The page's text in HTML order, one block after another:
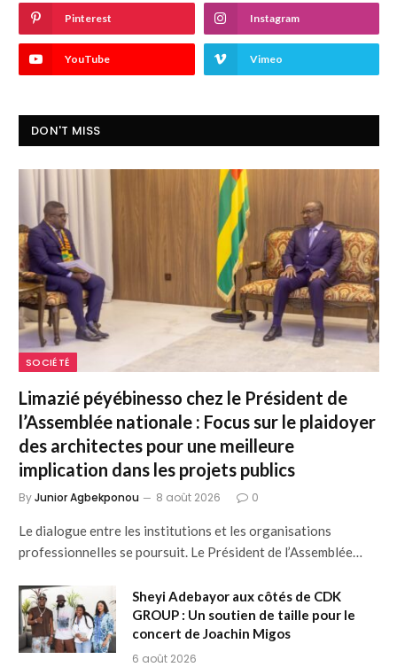
Pinterest Instagram
YouTube Vimeo
DON'T MISS
SOCIÉTÉ
Limazié péyébinesso chez le Président de
l’Assemblée nationale : Focus sur le plaidoyer
des architectes pour une meilleure
implication dans les projets publics
ByJunior Agbekponou 8 août 2026 0
Le dialogue entre les institutions et les organisations
professionnelles se poursuit. Le Président de l’Assemblée…
Sheyi Adebayor aux côtés de CDK
GROUP : Un soutien de taille pour le
concert de Joachin Migos
6 août 2026